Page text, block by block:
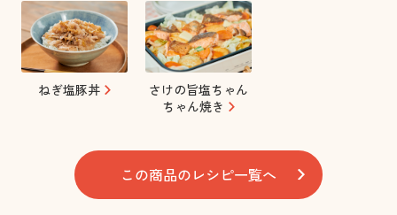
ねぎ塩豚丼
さけの旨塩ちゃん
ちゃん焼き
この商品のレシピ一覧へ